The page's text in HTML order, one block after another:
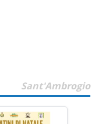
Sant'Ambrogio